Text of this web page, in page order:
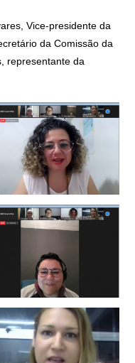
Vice-presidente da
da Comissão da
representante da